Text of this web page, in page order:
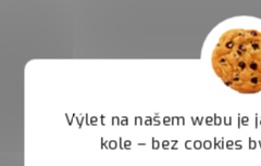
Výlet na našem webu je
kole – bez cookies